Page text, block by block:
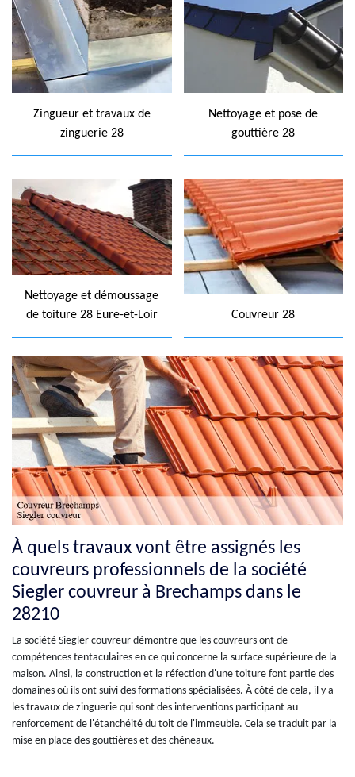
Zingueur et travaux de
zinguerie 28
Nettoyage et pose de
gouttière 28
Nettoyage et démoussage
de toiture 28 Eure-et-Loir
Couvreur 28
À quels travaux vont être assignés les
couvreurs professionnels de la société
Siegler couvreur à Brechamps dans le
28210
La société Siegler couvreur démontre que les couvreurs ont de
compétences tentaculaires en ce qui concerne la surface supérieure de la
maison. Ainsi, la construction et la réfection d'une toiture font partie des
domaines où ils ont suivi des formations spécialisées. À côté de cela, il y a
les travaux de zinguerie qui sont des interventions participant au
renforcement de l'étanchéité du toit de l'immeuble. Cela se traduit par la
mise en place des gouttières et des chéneaux.